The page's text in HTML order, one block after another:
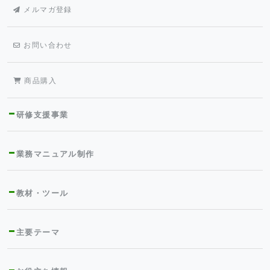
メルマガ登録
お問い合わせ
商品購入
研修支援事業
業務マニュアル制作
教材・ツール
主要テーマ